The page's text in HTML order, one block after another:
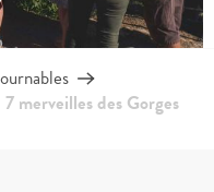
7 merveilles des Gorges